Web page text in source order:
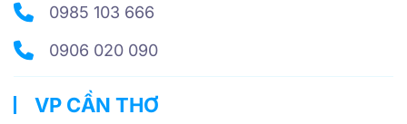
0985 103 666
0906 020 090
VP CẦN THƠ